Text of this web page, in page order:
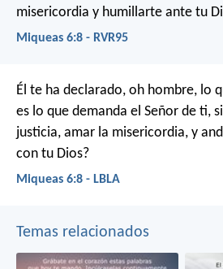
misericordia y humillarte ante tu
Miqueas 6:8 - RVR95
Él te ha declarado, oh hombre, lo
es lo que demanda el Señor de ti,
justicia, amar la misericordia, y
con tu Dios?
Miqueas 6:8 - LBLA
Temas relacionados